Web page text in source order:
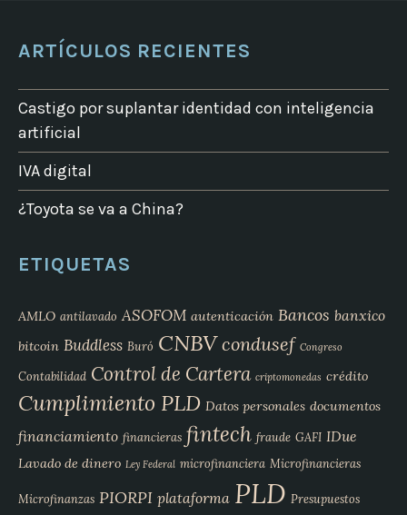
ARTÍCULOS RECIENTES
Castigo por suplantar identidad con inteligencia
artificial
IVA digital
¿Toyota se va a China?
ETIQUETAS
AMLO antilavado ASOFOM autenticación Bancos banxico
bitcoin Buddless Buró CNBVcondusef Congreso
Contabilidad Control de Cartera criptomonedas crédito
Cumplimiento PLD Datos personales documentos
financiamiento financieras fintech fraude GAFI IDue
Lavado de dinero Ley Federal microfinanciera Microfinancieras
Microfinanzas PIORPI plataforma PLD Presupuestos